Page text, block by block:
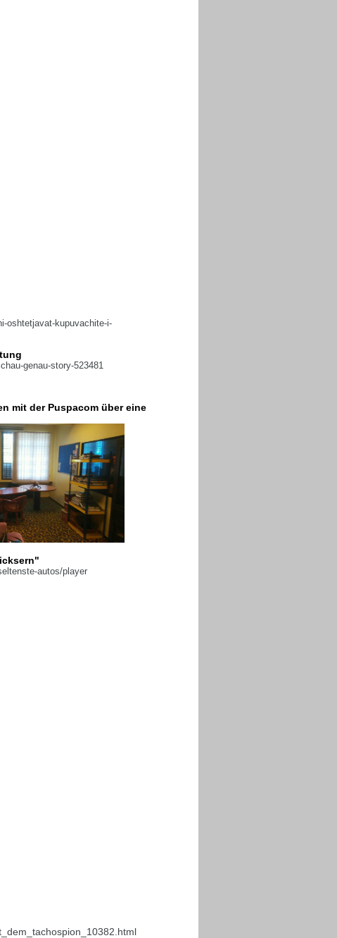
oshtetjavat-kupuvachite-i-
genau-story-523481
mit der Puspacom über eine
autos/player